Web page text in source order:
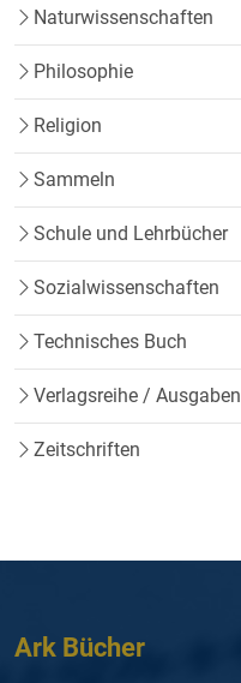
Naturwissenschaften
Philosophie
Religion
Sammeln
Schule und Lehrbücher
Sozialwissenschaften
Technisches Buch
Verlagsreihe / Ausgaben
Zeitschriften
Ark Bücher